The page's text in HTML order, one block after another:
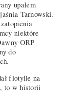
upałem
Tarnowski.
niektóre
ORP
do
flotylle na
to w historii